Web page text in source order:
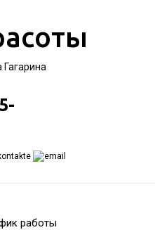
Гагарина
работы